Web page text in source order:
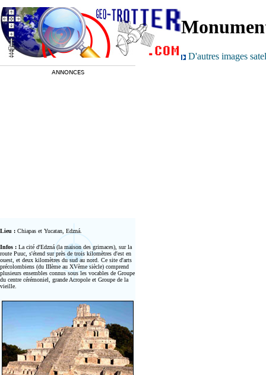
D'autres images
ANNONCES
Lieu : Chiapas et Yucatan, Edzná.
Infos : La cité d'Edzná (la maison des grimaces), sur la
route Puuc, s'étend sur près de trois kilomètres d'est en
ouest, et deux kilomètres du sud au nord. Ce site d'arts
précolombiens (du IIIème au XVème siècle) comprend
plusieurs ensembles connus sous les vocables de Groupe
du centre cérémoniel, grande Acropole et Groupe de la
vieille.